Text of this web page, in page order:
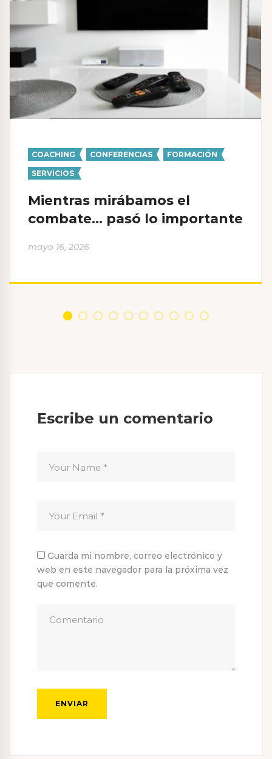
COACHING CONFERENCIAS FORMACIÓN
SERVICIOS
Mientras mirábamos el
combate… pasó lo importante
mayo 16, 2026
Escribe un comentario
Guarda mi nombre, correo electrónico y
web en este navegador para la próxima vez
que comente.